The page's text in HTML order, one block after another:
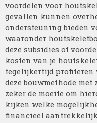
voordelen voor
gevallen kunnen
ondersteuning bieden
waaronder
deze subsidies of
kosten van je
tegelijkertijd profiteren
deze bouwmethode
zeker de moeite om
kijken welke
financieel